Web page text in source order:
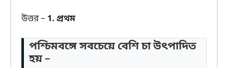
উত্তর – 1. প্রথম
পশ্চিমবঙ্গে সবচেয়ে বেশি চা উৎপাদিত
হয় –